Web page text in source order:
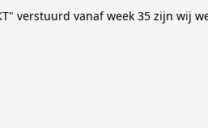
verstuurd vanaf week 35 zijn wij